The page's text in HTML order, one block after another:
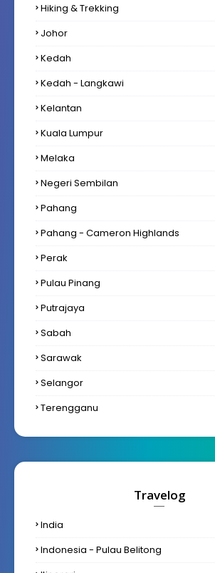
Hiking & Trekking
Johor
Kedah
Kedah - Langkawi
Kelantan
Kuala Lumpur
Melaka
Negeri Sembilan
Pahang
Pahang - Cameron Highlands
Perak
Pulau Pinang
Putrajaya
Sabah
Sarawak
Selangor
Terengganu
Travelog
India
Indonesia - Pulau Belitong